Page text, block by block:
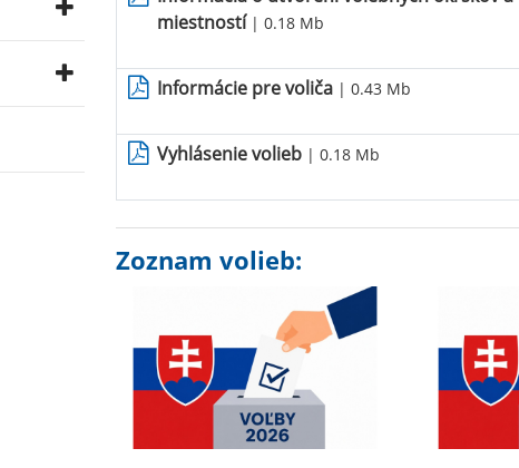
miestností| 0.18 Mb
Informácie pre voliča | 0.43 Mb
Vyhlásenie volieb | 0.18 Mb
Zoznam volieb: